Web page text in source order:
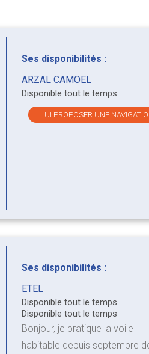
Ses disponibilités :
ARZAL CAMOEL
Disponible tout le temps
LUI PROPOSER UNE
Ses disponibilités :
ETEL
Disponible tout le temps
Disponible tout le temps
Bonjour, je pratique la voile
habitable depuis septembre